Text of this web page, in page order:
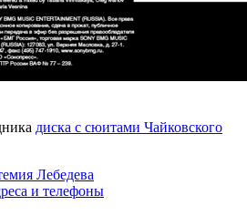
диска с сюитами Чайковского
Лебедева
и телефоны